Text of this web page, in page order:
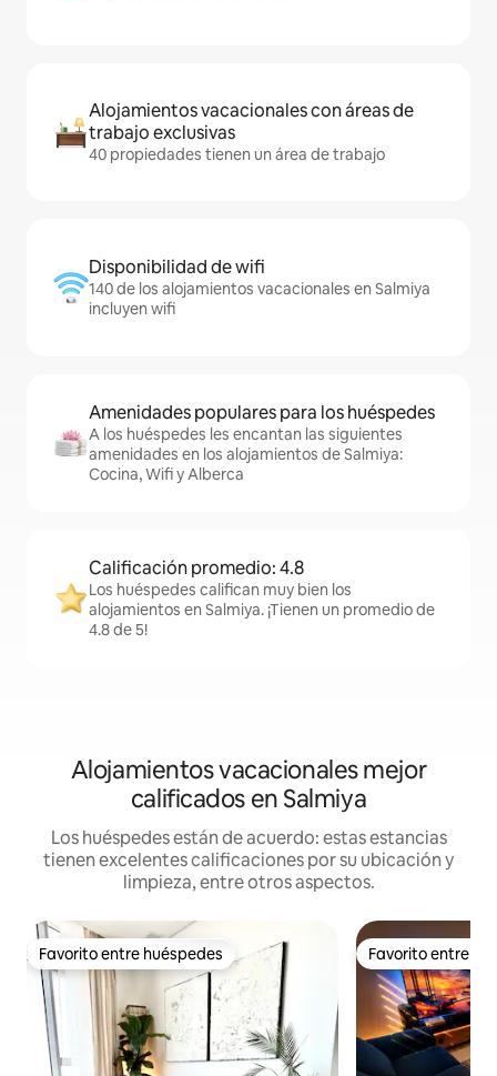
Alojamientos vacacionales con áreas de
trabajo exclusivas
40 propiedades tienen un área de trabajo
Disponibilidad de wifi
140 de los alojamientos vacacionales en Salmiya
incluyen wifi
Amenidades populares para los huéspedes
A los huéspedes les encantan las siguientes
amenidades en los alojamientos de Salmiya:
Cocina, Wifi y Alberca
Calificación promedio: 4.8
Los huéspedes califican muy bien los
alojamientos en Salmiya. ¡Tienen un promedio de
4.8 de 5!
Alojamientos vacacionales mejor
calificados en Salmiya
Los huéspedes están de acuerdo: estas estancias
tienen excelentes calificaciones por su ubicación y
limpieza, entre otros aspectos.
Favorito entre huéspedes
Favorito entre huéspedes Favorito entre
Favorito entre